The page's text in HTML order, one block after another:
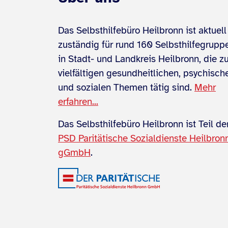
Das Selbsthilfebüro Heilbronn ist aktuell
zuständig für rund 160
in Stadt- und Landkreis Heilbronn, die zu
vielfältigen gesundheitlichen,
und sozialen Themen tätig sind. Mehr
erfahren...
Das Selbsthilfebüro Heilbronn ist Teil
PSD Paritätische Sozialdienste
gGmbH.